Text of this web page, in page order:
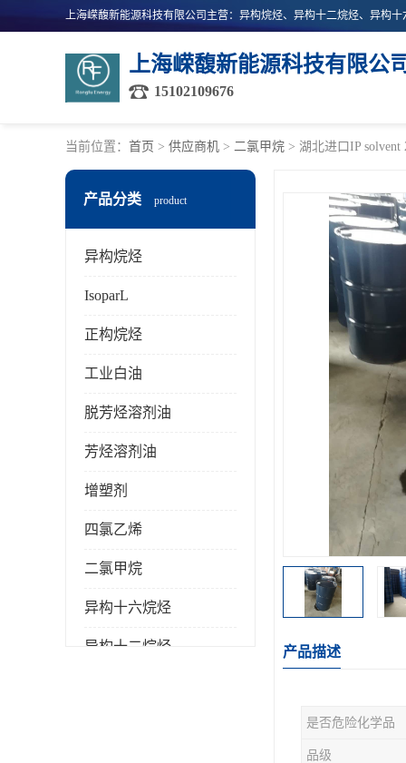
上海嵘馥新能源科技有限公
15102109676
当前位置： 首页 > 供应商机 > 二氯甲烷 > 湖北进口IP
产品分类 product
异构烷烃
IsoparL
正构烷烃
工业白油
脱芳烃溶剂油
芳烃溶剂油
增塑剂
四氯乙烯
二氯甲烷
异构十六烷烃
异构十二烷烃 产品描述
是否危险化学品
品级